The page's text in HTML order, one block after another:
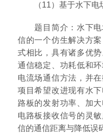
（11）基于水下电
题目简介：水下电
信的一个仿生解决方
式相比，具有诸多优
通信稳定、功耗低和
电流场通信方法，并
项目希望改进现有水
路板的发射功率、加
电路板接收信号的灵
信的通信距离与降低误